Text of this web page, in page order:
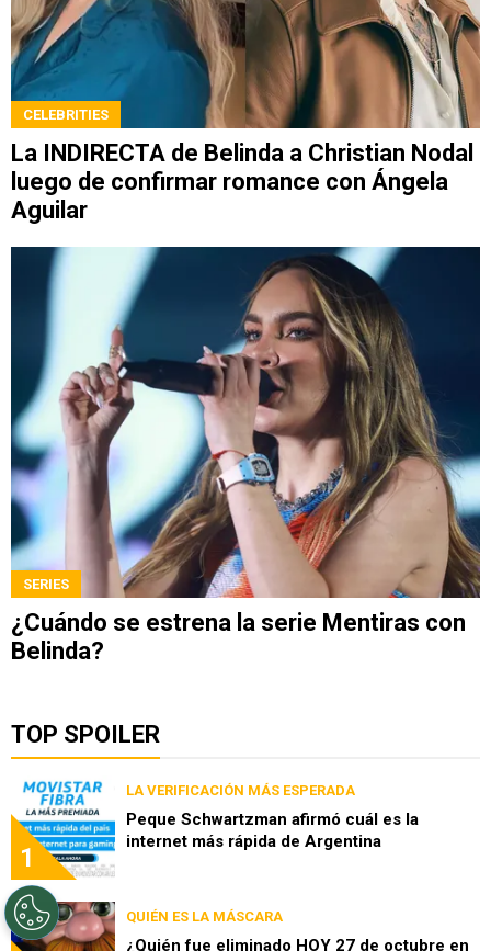
CELEBRITIES
La INDIRECTA de Belinda a Christian Nodal
luego de confirmar romance con Ángela
Aguilar
SERIES
¿Cuándo se estrena la serie Mentiras con
Belinda?
TOP SPOILER
1
LA VERIFICACIÓN MÁS ESPERADA
Peque Schwartzman afirmó cuál es la
internet más rápida de Argentina
QUIÉN ES LA MÁSCARA
¿Quién fue eliminado HOY 27 de octubre en